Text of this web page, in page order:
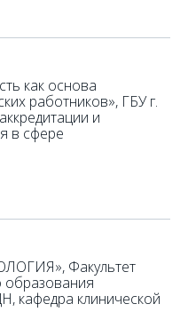
как основа
работников», ГБУ г.
и
в сфере
Факультет
образования
кафедра клинической